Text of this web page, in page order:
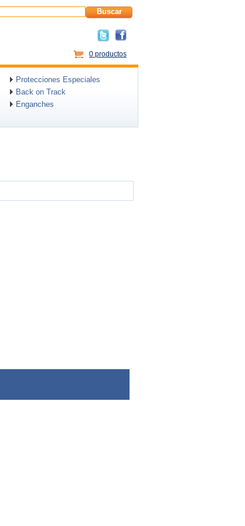
Buscar
0 productos
Protecciones Especiales
Back on Track
Enganches